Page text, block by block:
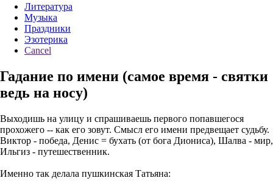
Литература
Музыка
Праздники
Эзотерика
Cancel
Гадание по имени (самое время - святки
ведь на носу)
Выходишь на улицу и спрашиваешь первого попавшегося
прохожего -- как его зовут. Смысл его имени предвещает судьбу.
Виктор - победа, Денис = бухать (от бога Диониса), Шалва - мир,
Ильгиз - путешественник.
Именно так делала пушкинская Татьяна: